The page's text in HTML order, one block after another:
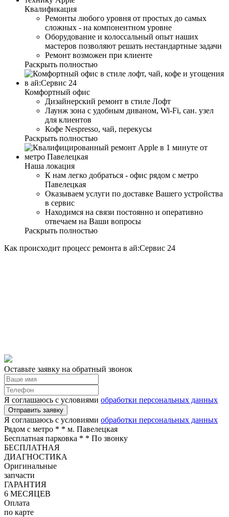
Квалификация
Ремонты любого уровня от простых до самых
сложных - на компонентном уровне
Оборудование и колоссальный опыт наших
мастеров позволяют решать нестандартные задачи
Ремонт возможен при клиенте
Раскрыть полностью
Комфортный офис
Дизайнерский ремонт в стиле Лофт
Лаунж зона с удобным диваном, Wi-Fi, сан. узел
для клиентов
Кофе Nespresso, чай, перекусы
Раскрыть полностью
Наша локация
К нам легко добраться - офис рядом с метро
Павелецкая
Оказываем услуги по доставке Вашего устройства
в сервис
Находимся на связи постоянно и оперативно
отвечаем на Ваши вопросы
Раскрыть полностью
Как происходит процесс ремонта в ай:Сервис 24
Оставьте заявку на обратный звонок
Я соглашаюсь с условиями обработки персональных данных
Отправить заявку
Я соглашаюсь с условиями обработки персональных данных
Рядом с метро * * м. Павелецкая
Бесплатная парковка * * По звонку
БЕСПЛАТНАЯ
ДИАГНОСТИКА
Оригинальные
запчасти
ГАРАНТИЯ
6 МЕСЯЦЕВ
Оплата
по карте